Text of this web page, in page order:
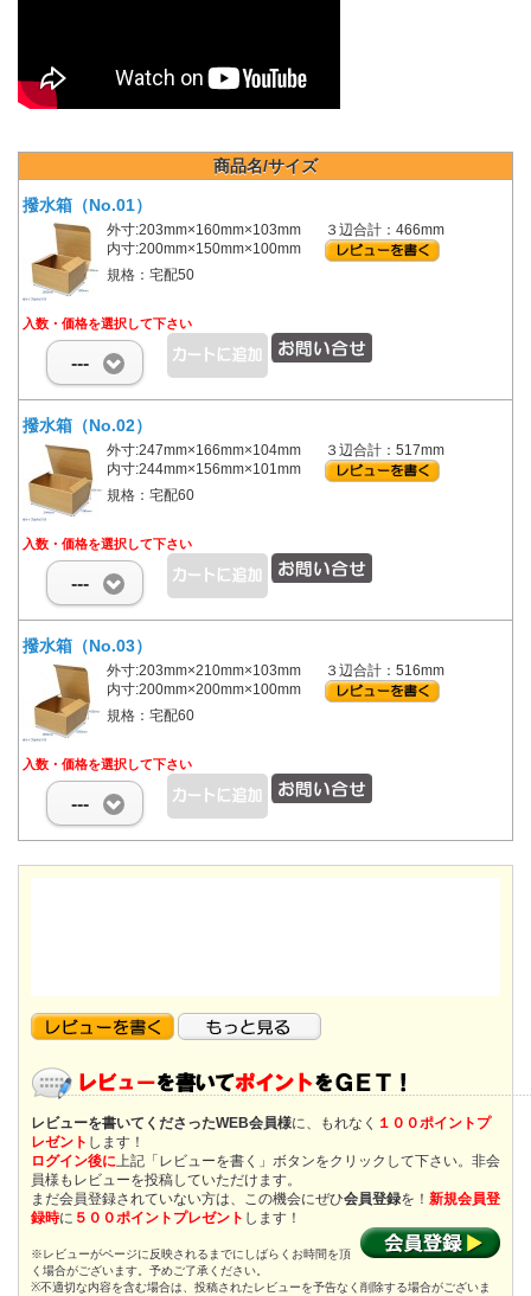
商品名/サイズ
撥水箱（No.01）
外寸:203mm×160mm×103mm
内寸:200mm×150mm×100mm
３辺合計：466mm
規格：宅配50
入数・価格を選択して下さい
---
撥水箱（No.02）
外寸:247mm×166mm×104mm
内寸:244mm×156mm×101mm
３辺合計：517mm
規格：宅配60
入数・価格を選択して下さい
---
撥水箱（No.03）
外寸:203mm×210mm×103mm
内寸:200mm×200mm×100mm
３辺合計：516mm
規格：宅配60
入数・価格を選択して下さい
---
レビューを書いてくださったWEB会員様に、もれなく １００ポイントプ
レゼント します！
ログイン後に上記「レビューを書く」ボタンをクリックして下さい。非会
員様もレビューを投稿していただけます。
まだ会員登録されていない方は、この機会にぜひ会員登録を！ 新規会員登
録時に ５００ポイントプレゼント します！
※レビューがページに反映されるまでにしばらくお時間を頂
く場合がございます。予めご了承ください。
※不適切な内容を含む場合は、投稿されたレビューを予告なく削除する場合がございま